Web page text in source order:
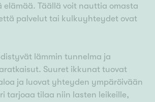
elämää. Täällä voit nauttia omasta
palvelut tai kulkuyhteydet ovat
lämmin tunnelma ja
Suuret ikkunat tuovat
ja luovat yhteyden ympäröivään
tarjoaa tilaa niin lasten leikeille,